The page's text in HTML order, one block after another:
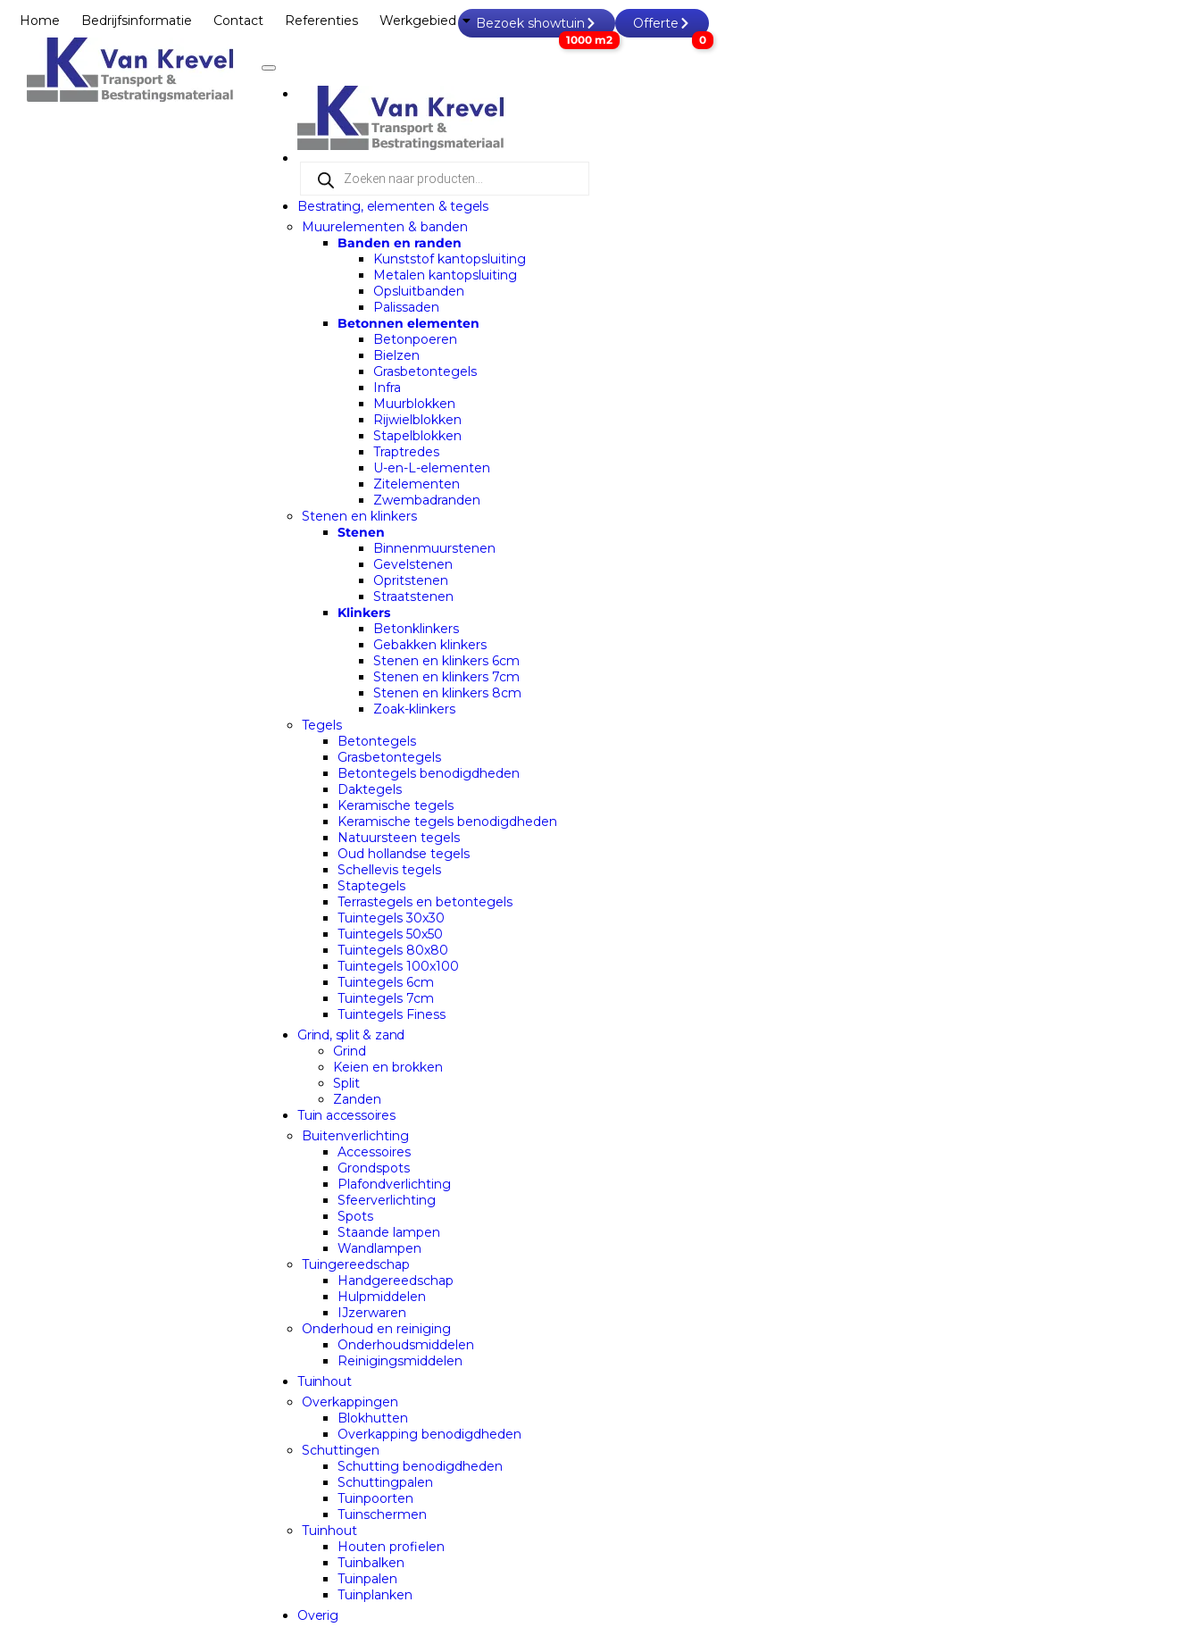
Home Bedrijfsinformatie Contact Referenties Werkgebied Bezoek showtuin
1000 m2
Offerte
0
Bestrating, elementen & tegels
Muurelementen & banden
Banden en randen
Kunststof kantopsluiting
Metalen kantopsluiting
Opsluitbanden
Palissaden
Betonnen elementen
Betonpoeren
Bielzen
Grasbetontegels
Infra
Muurblokken
Rijwielblokken
Stapelblokken
Traptredes
U-en-L-elementen
Zitelementen
Zwembadranden
Stenen en klinkers
Stenen
Binnenmuurstenen
Gevelstenen
Opritstenen
Straatstenen
Klinkers
Betonklinkers
Gebakken klinkers
Stenen en klinkers 6cm
Stenen en klinkers 7cm
Stenen en klinkers 8cm
Zoak-klinkers
Tegels
Betontegels
Grasbetontegels
Betontegels benodigdheden
Daktegels
Keramische tegels
Keramische tegels benodigdheden
Natuursteen tegels
Oud hollandse tegels
Schellevis tegels
Staptegels
Terrastegels en betontegels
Tuintegels 30x30
Tuintegels 50x50
Tuintegels 80x80
Tuintegels 100x100
Tuintegels 6cm
Tuintegels 7cm
Tuintegels Finess
Grind, split & zand
Grind
Keien en brokken
Split
Zanden
Tuin accessoires
Buitenverlichting
Accessoires
Grondspots
Plafondverlichting
Sfeerverlichting
Spots
Staande lampen
Wandlampen
Tuingereedschap
Handgereedschap
Hulpmiddelen
IJzerwaren
Onderhoud en reiniging
Onderhoudsmiddelen
Reinigingsmiddelen
Tuinhout
Overkappingen
Blokhutten
Overkapping benodigdheden
Schuttingen
Schutting benodigdheden
Schuttingpalen
Tuinpoorten
Tuinschermen
Tuinhout
Houten profielen
Tuinbalken
Tuinpalen
Tuinplanken
Overig